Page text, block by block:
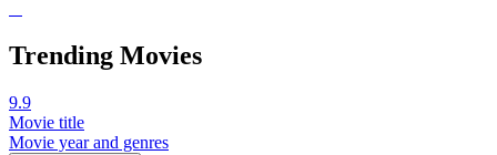
Trending Movies
9.9
Movie title
Movie year and genres